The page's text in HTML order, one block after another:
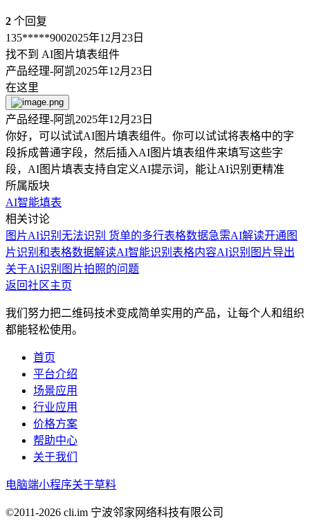
2 个回复
135*****9002025年12月23日
找不到 AI图片填表组件
产品经理-阿凯2025年12月23日
在这里
产品经理-阿凯2025年12月23日
你好，可以试试AI图片填表组件。你可以试试将表格中的字
段拆成普通字段，然后插入AI图片填表组件来填写这些字
段，AI图片填表支持自定义AI提示词，能让AI识别更精准
所属版块
AI智能填表
相关讨论
图片AI识别无法识别 货单的多行表格数据急需AI解读开通图
片识别和表格数据解读AI智能识别表格内容AI识别图片导出
关于AI识别图片拍照的问题
返回社区主页
我们努力把二维码技术变成简单实用的产品，让每个人和组织
都能轻松使用。
首页
平台介绍
场景应用
行业应用
价格方案
帮助中心
关于我们
电脑端小程序关于草料
©2011-2026 cli.im 宁波邻家网络科技有限公司